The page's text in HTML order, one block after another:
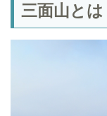
三面山とは